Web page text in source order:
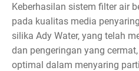
Keberhasilan sistem filter air
pada kualitas media
silika Ady Water, yang telah
dan pengeringan yang
optimal dalam menyaring